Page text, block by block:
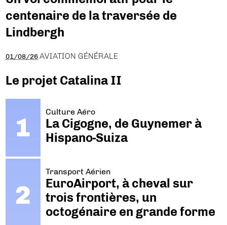
centenaire de la traversée de
Lindbergh
01/08/26 AVIATION GÉNÉRALE
Le projet Catalina II
Culture Aéro
La Cigogne, de Guynemer à
Hispano-Suiza
Transport Aérien
EuroAirport, à cheval sur
trois frontières, un
octogénaire en grande forme